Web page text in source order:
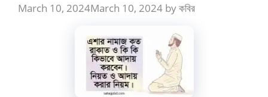
March 10, 2024March 10, 2024 byকবির